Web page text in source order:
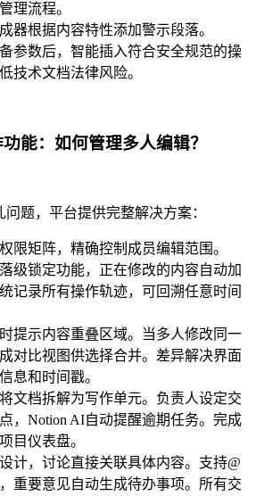
理流程。
器根据内容特性添加警示段落。
参数后，智能插入符合安全规范的操
技术文档法律风险。
能：如何管理多人编辑？
题，平台提供完整解决方案：
限矩阵，精确控制成员编辑范围。
级锁定功能，正在修改的内容自动加
记录所有操作轨迹，可回溯任意时间
提示内容重叠区域。当多人修改同一
对比视图供选择合并。差异解决界面
息和时间戳。
文档拆解为写作单元。负责人设定交
，Notion AI自动提醒逾期任务。完成
目仪表盘。
计，讨论直接关联具体内容。支持@
重要意见自动生成待办事项。所有交